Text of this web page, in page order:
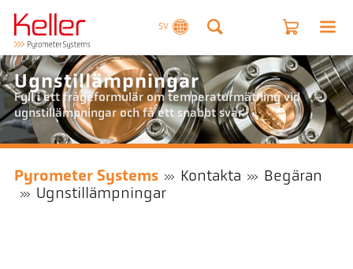
SV
Ugnstillämpningar
Fyll i ett frågeformulär om temperaturmätning vid
ugnstillämpningar och få ett snabbt svar.
Pyrometer Systems Kontakta
Begäran
Ugnstillämpningar